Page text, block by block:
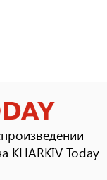
KHARKIV Today